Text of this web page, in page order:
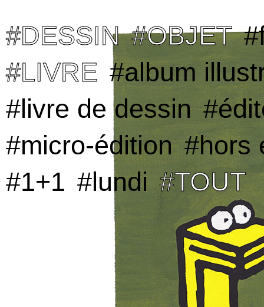
#DESSIN #OBJET
#LIVRE #album
#livre de dessin
#micro-édition #hors
#1+1 #lundi #TOUT